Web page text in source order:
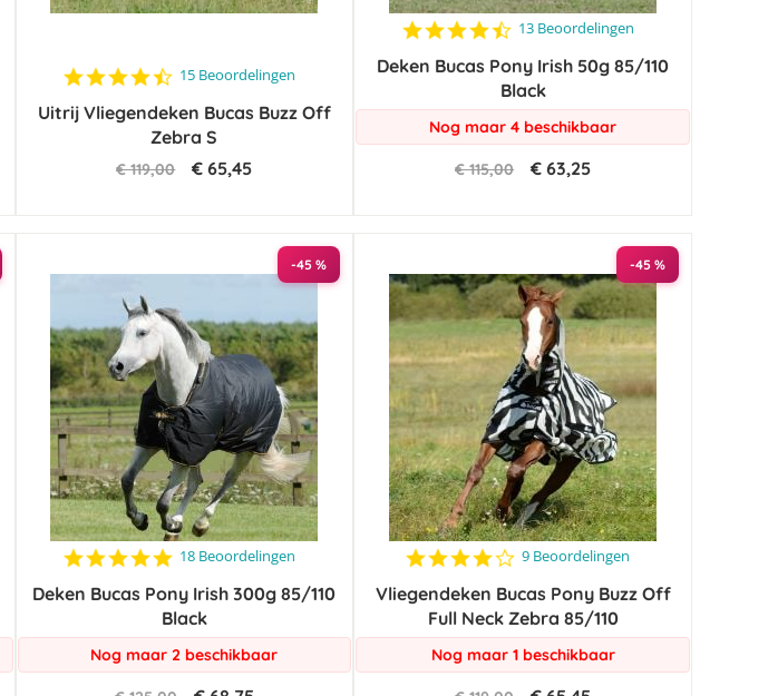
4.5
rating
15 Beoordelingen
Uitrij Vliegendeken Bucas Buzz Off
Zebra S
€ 119,00 € 65,45
4.4
rating
13 Beoordelingen
Deken Bucas Pony Irish 50g 85/110
Black
Nog maar 4 beschikbaar
€ 115,00 € 63,25
-45 %
4.8
rating
18 Beoordelingen
Deken Bucas Pony Irish 300g 85/110
Black
Nog maar 2 beschikbaar
-45 %
3.8
rating
9 Beoordelingen
Vliegendeken Bucas Pony Buzz Off
Full Neck Zebra 85/110
Nog maar 1 beschikbaar